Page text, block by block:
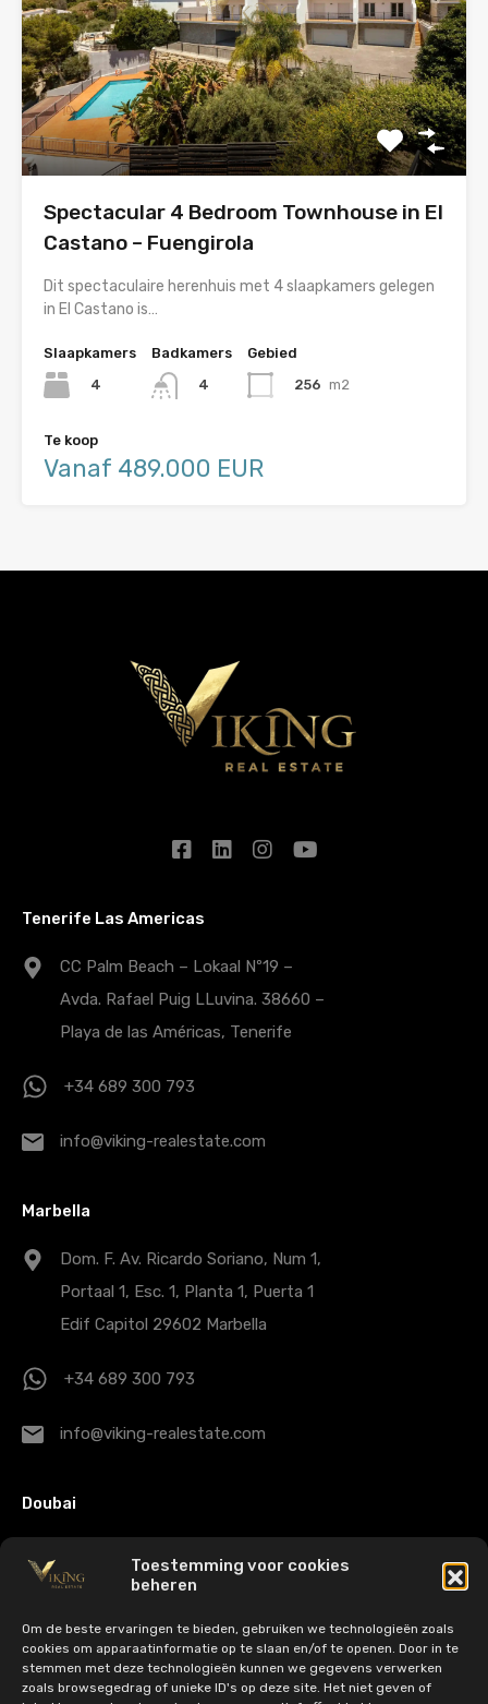
Toestemming voor cookies
beheren
Om de beste ervaringen te bieden, gebruiken we technologieën zoals
cookies om apparaatinformatie op te slaan en/of te openen. Door in te
stemmen met deze technologieën kunnen we gegevens verwerken
zoals browsegedrag of unieke ID's op deze site. Het niet geven of
Spectacular 4 Bedroom Townhouse in El
Castano – Fuengirola
Dit spectaculaire herenhuis met 4 slaapkamers gelegen
in El Castano is…
Slaapkamers
4
Badkamers
4
Gebied
256 m2
Te koop
Vanaf 489.000 EUR
Tenerife Las Americas
CC Palm Beach – Lokaal Nº19 –
Avda. Rafael Puig LLuvina. 38660 –
Playa de las Américas, Tenerife
+34 689 300 793
info@viking-realestate.com
Marbella
Dom. F. Av. Ricardo Soriano, Num 1,
Portaal 1, Esc. 1, Planta 1, Puerta 1
Edif Capitol 29602 Marbella
+34 689 300 793
info@viking-realestate.com
Doubai
Business Bay - Dubai - VAE
+971 43 25 1007
dubaisales@viking-realestate.com